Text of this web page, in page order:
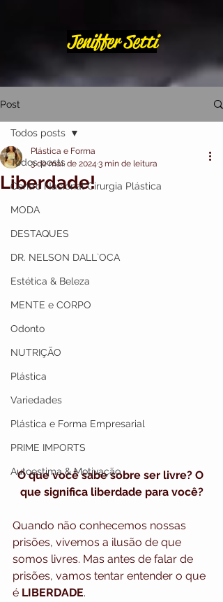
Jeniffer Setti
Post
Todos posts
Centro Nacional Cirurgia Plástica
MODA
DESTAQUES
DR. NELSON DALL`OCA
Estética & Beleza
MENTE e CORPO
Odonto
NUTRIÇÃO
Plástica
Variedades
Plástica e Forma Empresarial
PRIME IMPORTS
Autoestima & Motivação
Todos posts
Liberdade!
Plástica e Forma
3 de mai. de 2024 3 min de leitura
O que você sabe sobre ser livre? O
que significa liberdade para você?
Quando não conhecemos nossas
prisões, vivemos a ilusão de que
somos livres. Mas antes de falar de
prisões, vamos tentar entender o que
é LIBERDADE.